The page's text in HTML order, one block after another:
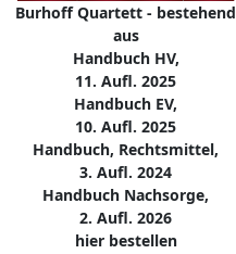
Burhoff Quartett - bestehend
aus
Handbuch HV,
11. Aufl. 2025
Handbuch EV,
10. Aufl. 2025
Handbuch, Rechtsmittel,
3. Aufl. 2024
Handbuch Nachsorge,
2. Aufl. 2026
hier bestellen